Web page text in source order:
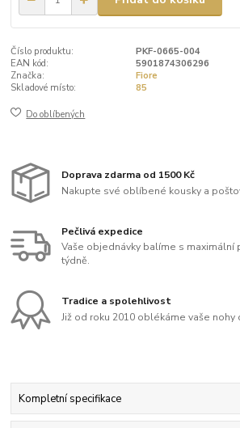
Číslo produktu:
PKF-0665-004
EAN kód:
5901874306296
Značka:
Fiore
Skladové místo:
85
Do oblíbených
Doprava zdarma od 1500 Kč
Nakupte své oblíbené kousky a
Pečlivá expedice
Vaše objednávky balíme s maximální
týdně.
Tradice a spolehlivost
Již od roku 2010 oblékáme vaše nohy
Kompletní specifikace